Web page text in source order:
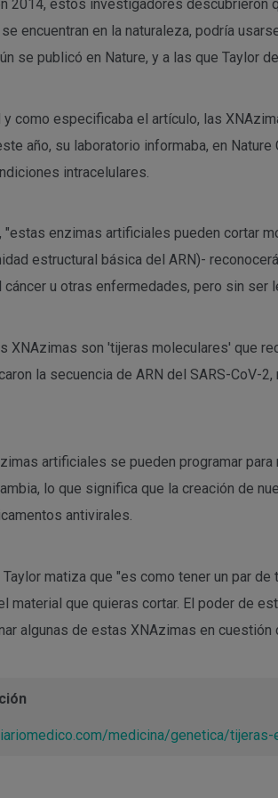
2014, estos investigadores descubrieron
encuentran en la naturaleza, podría
se publicó en Nature, y a las que Taylor
como especificaba el artículo, las
año, su laboratorio informaba, en
intracelulares.
"estas enzimas artificiales pueden cortar
estructural básica del ARN)-
u otras enfermedades, pero sin ser
XNAzimas son 'tijeras moleculares' que
la secuencia de ARN del SARS-CoV-
artificiales se pueden programar
lo que significa que la creación de
antivirales.
matiza que "es como tener un par
material que quieras cortar. El poder de
algunas de estas XNAzimas en cuestión
medicina/genetica/